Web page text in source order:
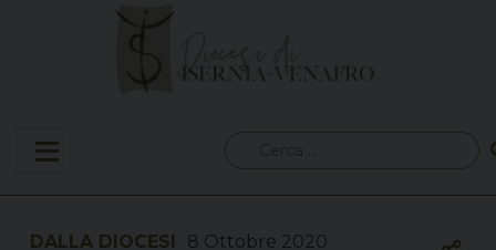
per:
DALLA DIOCESI 8 Ottobre 2020